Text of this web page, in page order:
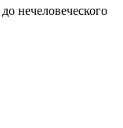
нечеловеческого